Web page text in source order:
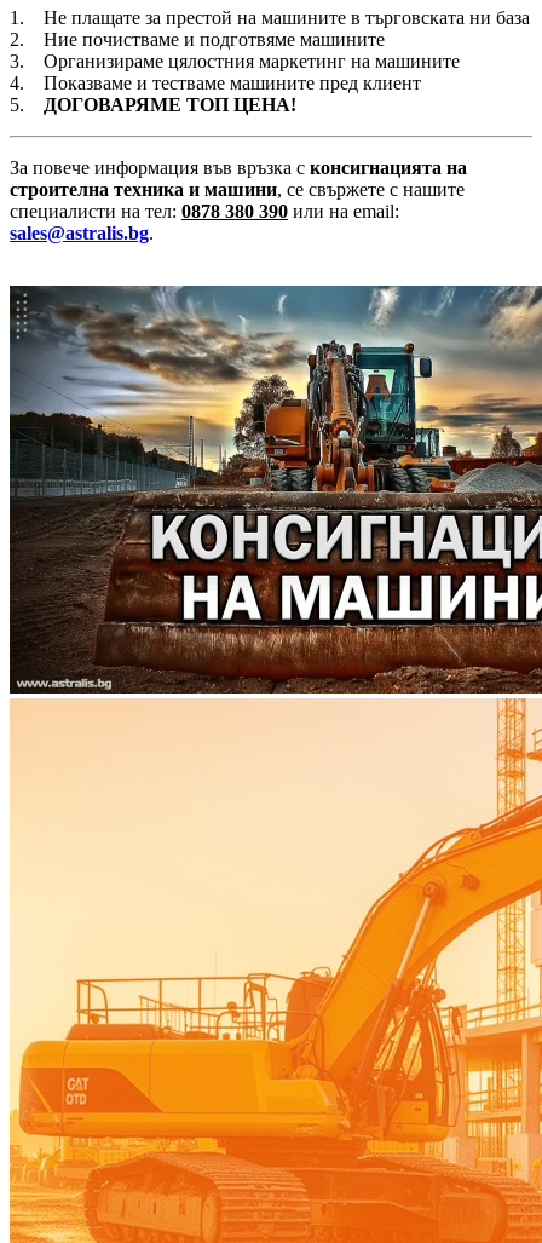
1. Не плащате за престой на машините в търговската ни база
2. Ние почистваме и подготвяме машините
3. Организираме цялостния маркетинг на машините
4. Показваме и тестваме машините пред клиент
5.
ДОГОВАРЯМЕ ТОП ЦЕНА!
За повече информация във връзка с консигнацията на
строителна техника и машини, се свържете с нашите
специалисти на тел: 0878 380 390 или на email:
sales@astralis.bg.